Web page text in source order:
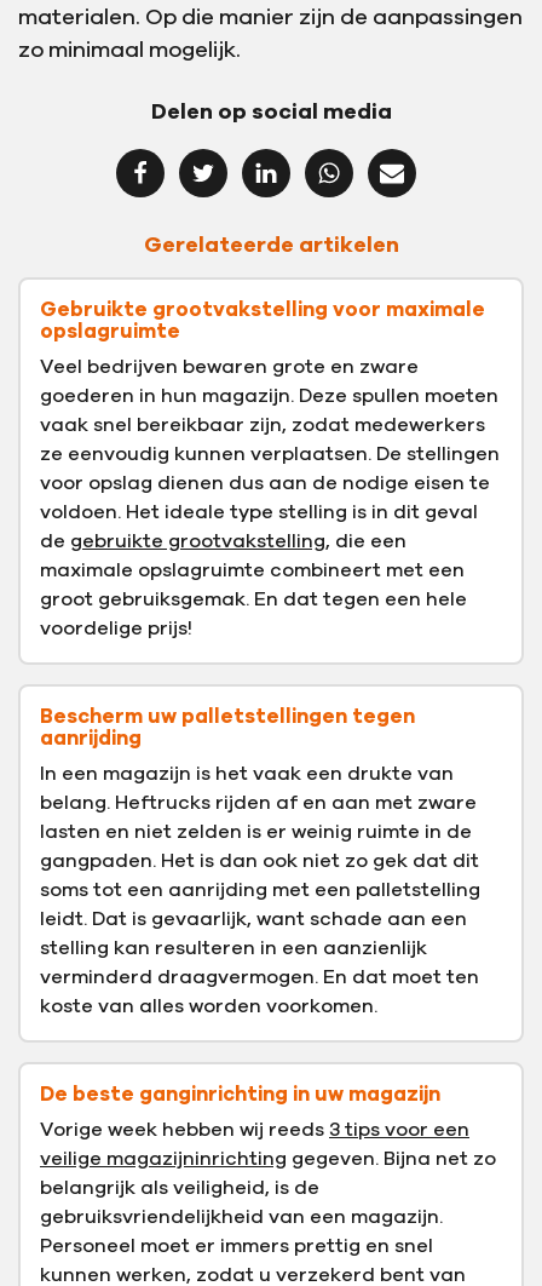
materialen. Op die manier zijn de aanpassingen
zo minimaal mogelijk.
Delen op social media
Gerelateerde artikelen
Gebruikte grootvakstelling voor maximale
opslagruimte
Veel bedrijven bewaren grote en zware
goederen in hun magazijn. Deze spullen moeten
vaak snel bereikbaar zijn, zodat medewerkers
ze eenvoudig kunnen verplaatsen. De stellingen
voor opslag dienen dus aan de nodige eisen te
voldoen. Het ideale type stelling is in dit geval
de gebruikte grootvakstelling, die een
maximale opslagruimte combineert met een
groot gebruiksgemak. En dat tegen een hele
voordelige prijs!
Bescherm uw palletstellingen tegen
aanrijding
In een magazijn is het vaak een drukte van
belang. Heftrucks rijden af en aan met zware
lasten en niet zelden is er weinig ruimte in de
gangpaden. Het is dan ook niet zo gek dat dit
soms tot een aanrijding met een palletstelling
leidt. Dat is gevaarlijk, want schade aan een
stelling kan resulteren in een aanzienlijk
verminderd draagvermogen. En dat moet ten
koste van alles worden voorkomen.
De beste ganginrichting in uw magazijn
Vorige week hebben wij reeds 3 tips voor een
veilige magazijninrichting gegeven. Bijna net zo
belangrijk als veiligheid, is de
gebruiksvriendelijkheid van een magazijn.
Personeel moet er immers prettig en snel
kunnen werken, zodat u verzekerd bent van